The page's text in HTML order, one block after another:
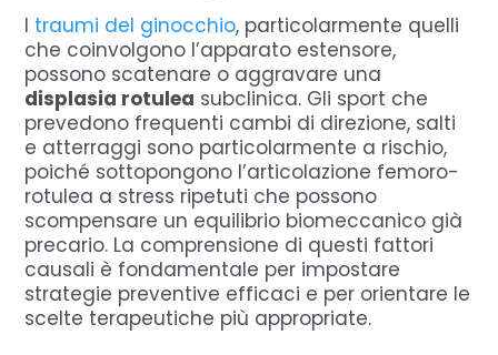
I traumi del ginocchio, particolarmente quelli
che coinvolgono l’apparato estensore,
possono scatenare o aggravare una
displasia rotulea subclinica. Gli sport che
prevedono frequenti cambi di direzione, salti
e atterraggi sono particolarmente a rischio,
poiché sottopongono l’articolazione femoro-
rotulea a stress ripetuti che possono
scompensare un equilibrio biomeccanico già
precario. La comprensione di questi fattori
causali è fondamentale per impostare
strategie preventive efficaci e per orientare le
scelte terapeutiche più appropriate.